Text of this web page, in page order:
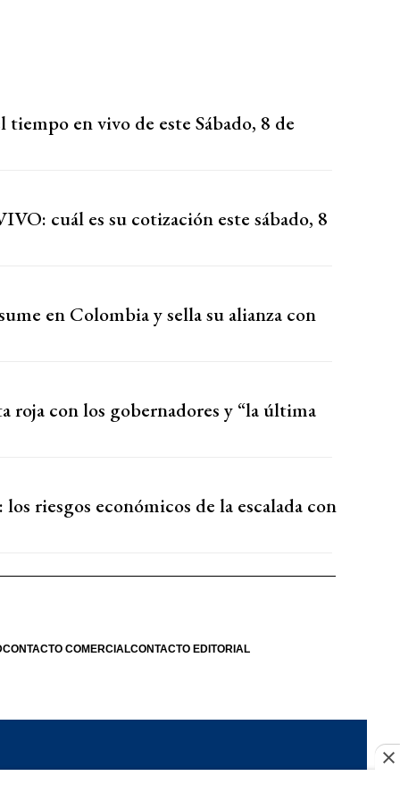
en vivo de este Sábado, 8 de
cuál es su cotización este sábado, 8
en Colombia y sella su alianza con
roja con los gobernadores y “la última
riesgos económicos de la escalada con
CONTACTO COMERCIALCONTACTO EDITORIAL